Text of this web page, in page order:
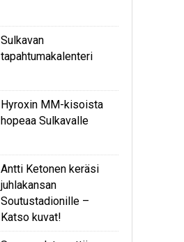
Sulkavan
tapahtumakalenteri
Hyroxin MM-kisoista
hopeaa Sulkavalle
Antti Ketonen keräsi
juhlakansan
Soutustadionille –
Katso kuvat!